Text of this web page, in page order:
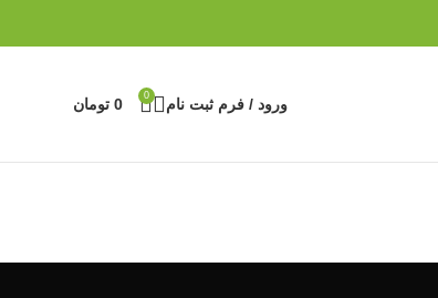
ورود / فرم ثبت نام 0
0 تومان